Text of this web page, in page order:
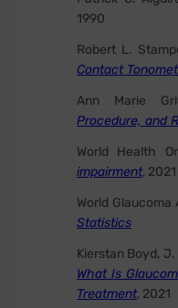
1990
Robert L.
Contact
Ann Marie
Procedure, and
World Health
impairment, 2021
World Glaucoma
Statistics
Kierstan Boyd,
What Is
Treatment, 2021